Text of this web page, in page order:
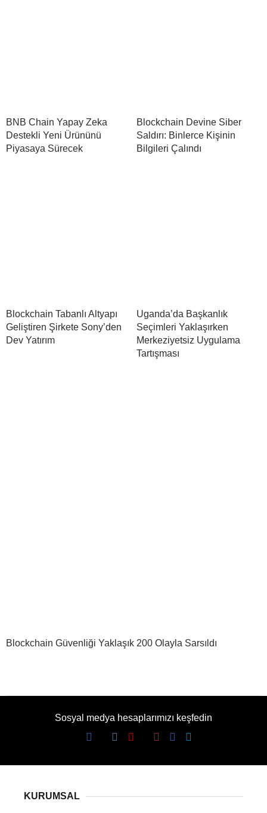
BNB Chain Yapay Zeka
Destekli Yeni Ürününü
Piyasaya Sürecek
Blockchain Devine Siber
Saldırı: Binlerce Kişinin
Bilgileri Çalındı
Blockchain Tabanlı Altyapı
Geliştiren Şirkete Sony’den
Dev Yatırım
Uganda’da Başkanlık
Seçimleri Yaklaşırken
Merkeziyetsiz Uygulama
Tartışması
Blockchain Güvenliği Yaklaşık 200 Olayla Sarsıldı
Sosyal medya hesaplarımızı keşfedin
KURUMSAL